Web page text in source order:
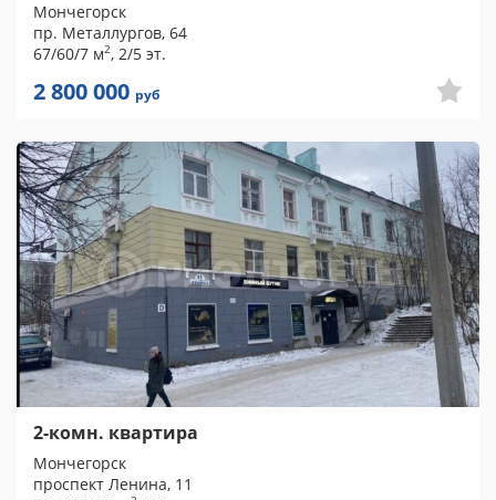
Мончегорск
пр. Металлургов, 64
67/60/7 м2, 2/5 эт.
2 800 000 руб
2-комн. квартира
Мончегорск
проспект Ленина, 11